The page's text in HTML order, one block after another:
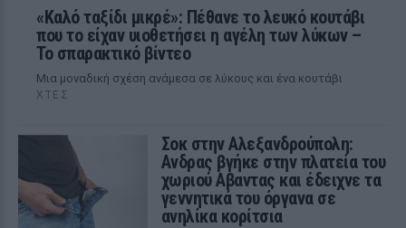
«Καλό ταξίδι μικρέ»: Πέθανε το λευκό κουτάβι
που το είχαν υιοθετήσει η αγέλη των λύκων –
Το σπαρακτικό βίντεο
Μια μοναδική σχέση ανάμεσα σε λύκους και ένα κουτάβι
ΧΤΕΣ
Σοκ στην Αλεξανδρούπολη:
Ανδρας βγήκε στην πλατεία του
χωριού Αβαντας και έδειχνε τα
γεννητικά του όργανα σε
ανηλίκα κορίτσια